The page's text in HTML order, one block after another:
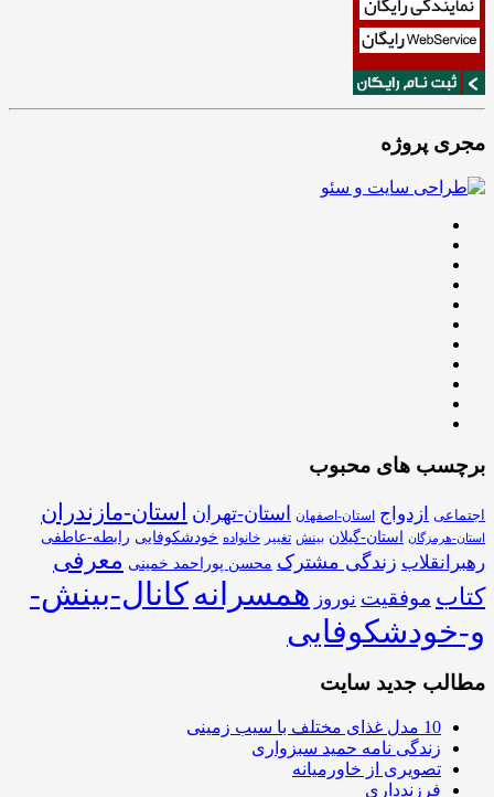
مجری پروژه
برچسب های محبوب
اجتماعی ازدواج استان-اصفهان استان-تهران استان-مازندران
استان-هرمزگان استان-گیلان بینش تغییر خانواده خودشکوفایی رابطه-عاطفی
رهبرانقلاب زندگی مشترک محسن پوراحمد خمینی معرفی
کتاب موفقیت نوروز همسرانهکانال-بینش-
و-خودشکوفایی
مطالب جدید سایت
10 مدل غذای مختلف با سیب زمینی
زندگی نامه حمید سبزواری
تصویری از خاورمیانه
فرزندداری